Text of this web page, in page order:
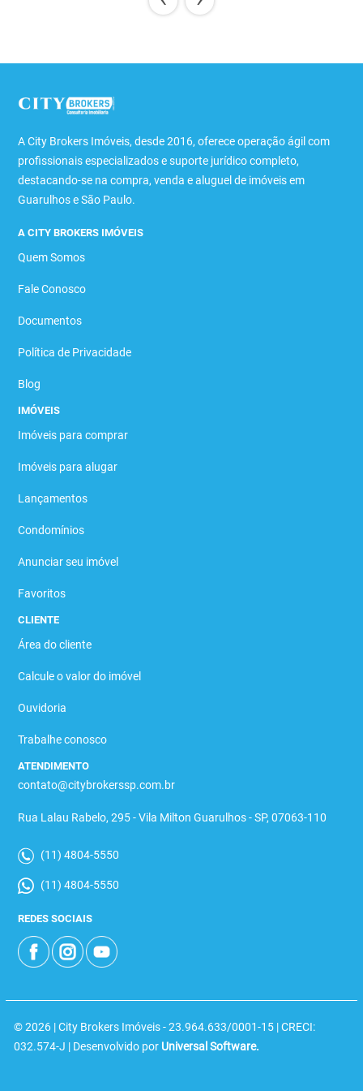
A City Brokers Imóveis, desde 2016, oferece operação ágil com
profissionais especializados e suporte jurídico completo,
destacando-se na compra, venda e aluguel de imóveis em
Guarulhos e São Paulo.
A CITY BROKERS IMÓVEIS
Quem Somos
Fale Conosco
Documentos
Política de Privacidade
Blog
IMÓVEIS
Imóveis para comprar
Imóveis para alugar
Lançamentos
Condomínios
Anunciar seu imóvel
Favoritos
CLIENTE
Área do cliente
Calcule o valor do imóvel
Ouvidoria
Trabalhe conosco
ATENDIMENTO
contato@citybrokerssp.com.br
Rua Lalau Rabelo, 295 - Vila Milton Guarulhos - SP, 07063-110
(11) 4804-5550
(11) 4804-5550
REDES SOCIAIS
© 2026 | City Brokers Imóveis - 23.964.633/0001-15 | CRECI:
032.574-J | Desenvolvido por Universal Software.